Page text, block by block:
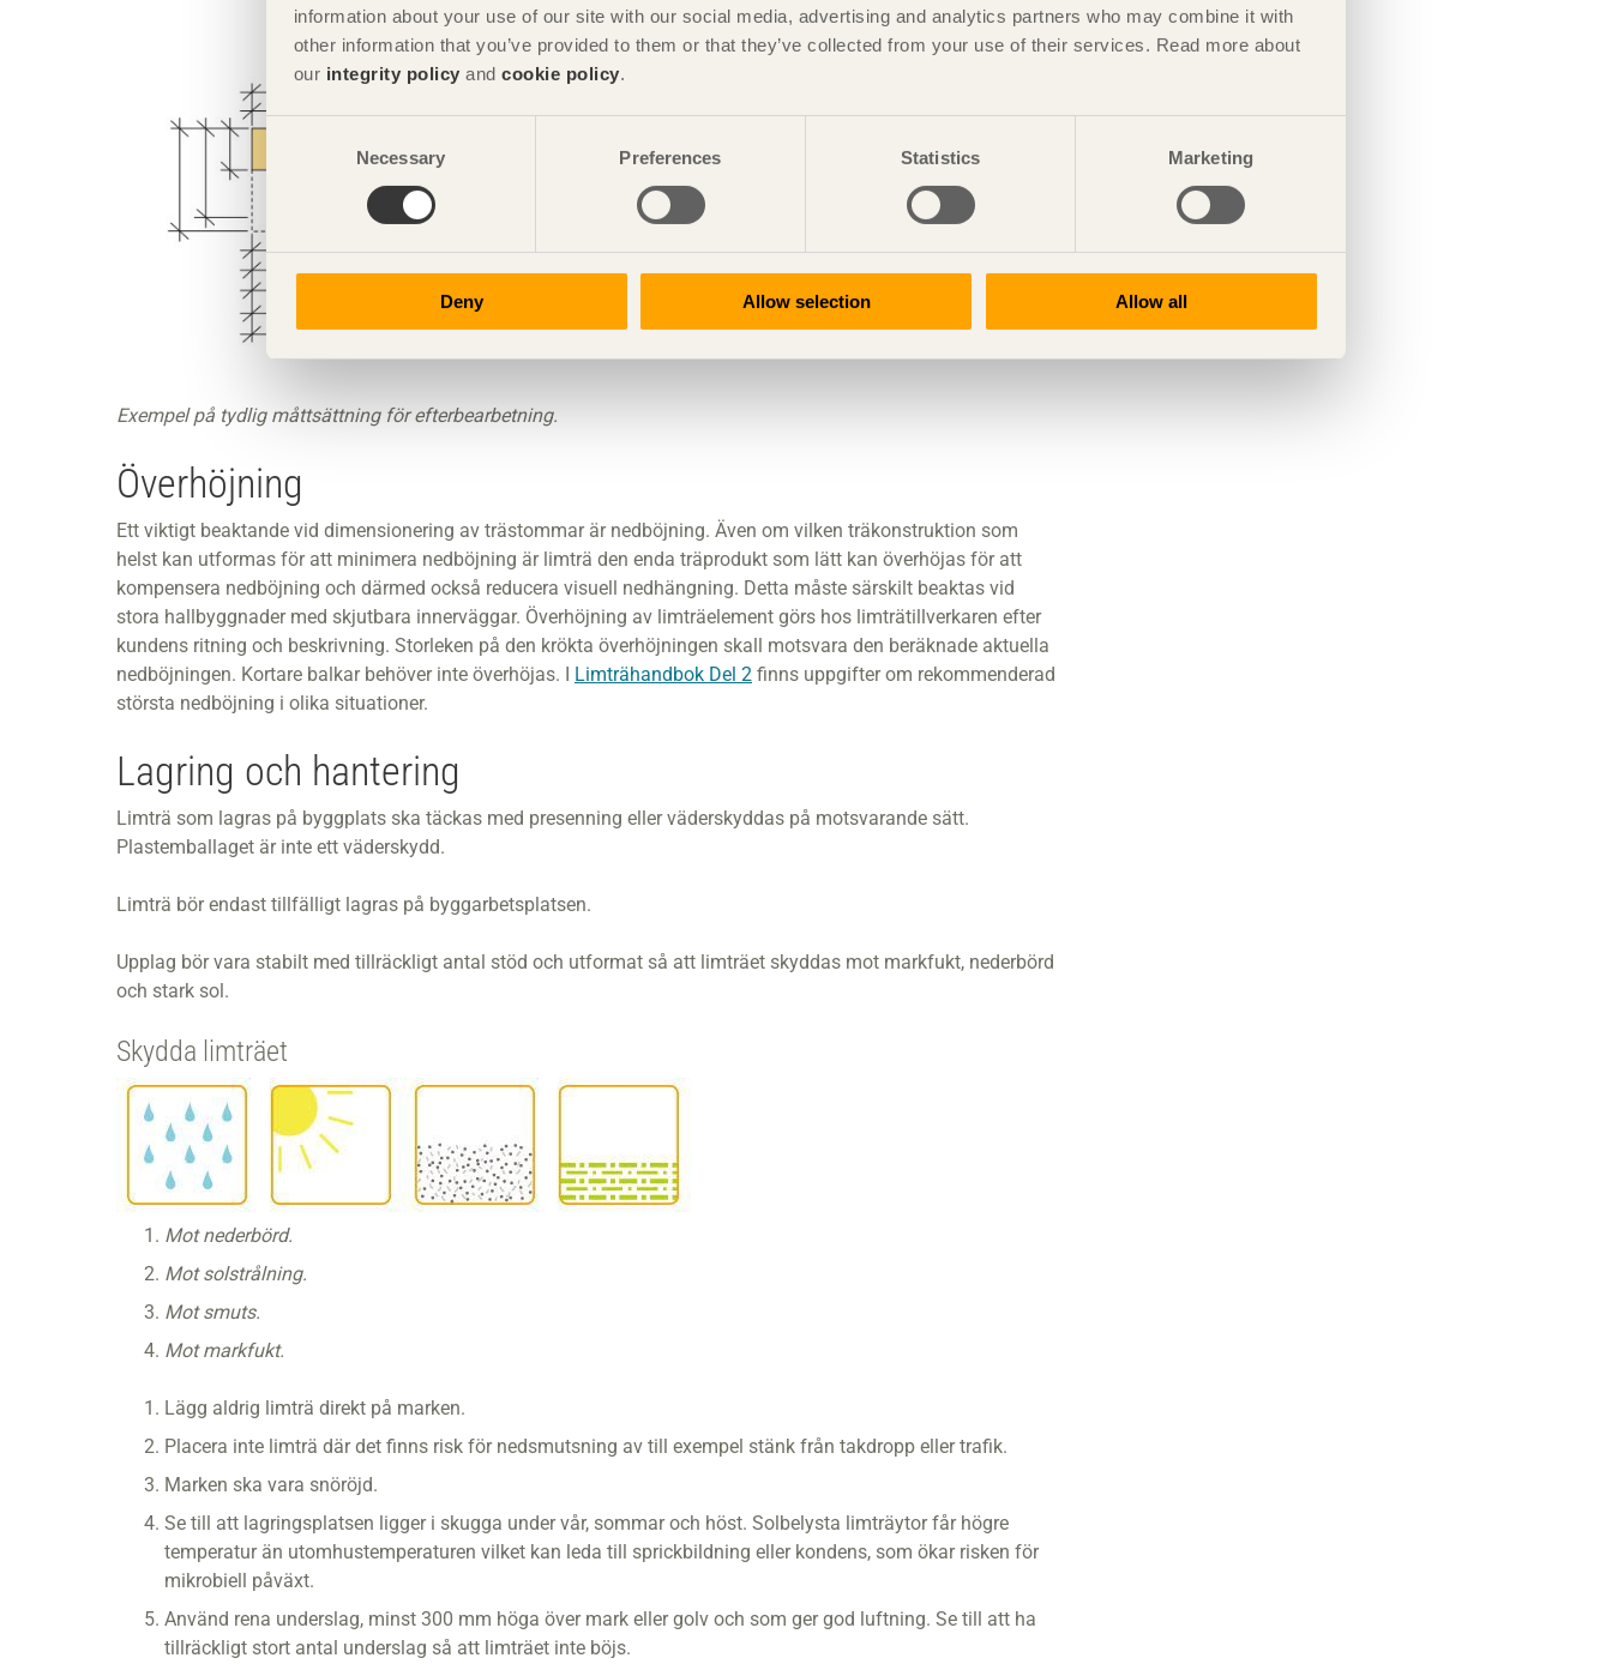
information about your use of our site with our social media, advertising and analytics partners who may combine it with
other information that you’ve provided to them or that they’ve collected from your use of their services. Read more about
our integrity policy and cookie policy.
Consent
Necessary Preferences Statistics Marketing
Deny Allow selection Allow all
Exempel på tydlig måttsättning för efterbearbetning.
Överhöjning
Ett viktigt beaktande vid dimensionering av trästommar är nedböjning. Även om vilken träkonstruktion som
helst kan utformas för att minimera nedböjning är limträ den enda träprodukt som lätt kan överhöjas för att
kompensera nedböjning och därmed också reducera visuell nedhängning. Detta måste särskilt beaktas vid
stora hallbyggnader med skjutbara innerväggar. Överhöjning av limträelement görs hos limträtillverkaren efter
kundens ritning och beskrivning. Storleken på den krökta överhöjningen skall motsvara den beräknade aktuella
nedböjningen. Kortare balkar behöver inte överhöjas. I
Limträhandbok Del 2 finns uppgifter om rekommenderad
största nedböjning i olika situationer.
Lagring och hantering
Limträ som lagras på byggplats ska täckas med presenning eller väderskyddas på motsvarande sätt.
Plastemballaget är inte ett väderskydd.
Limträ bör endast tillfälligt lagras på byggarbetsplatsen.
Upplag bör vara stabilt med tillräckligt antal stöd och utformat så att limträet skyddas mot markfukt, nederbörd
och stark sol.
Skydda limträet
Mot nederbörd.
Mot solstrålning.
Mot smuts.
Mot markfukt.
Lägg aldrig limträ direkt på marken.
Placera inte limträ där det finns risk för nedsmutsning av till exempel stänk från takdropp eller trafik.
Marken ska vara snöröjd.
Se till att lagringsplatsen ligger i skugga under vår, sommar och höst. Solbelysta limträytor får högre
temperatur än utomhustemperaturen vilket kan leda till sprickbildning eller kondens, som ökar risken för
mikrobiell påväxt.
Använd rena underslag, minst 300 mm höga över mark eller golv och som ger god luftning. Se till att ha
tillräckligt stort antal underslag så att limträet inte böjs.